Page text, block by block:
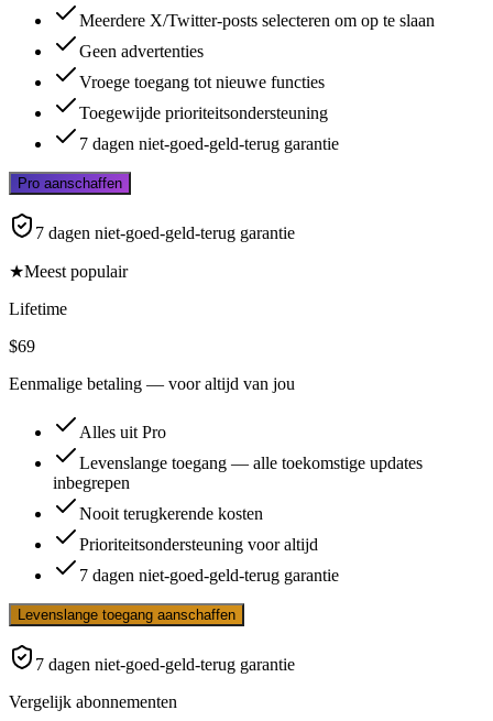
Meerdere X/Twitter-posts selecteren om op te slaan
Geen advertenties
Vroege toegang tot nieuwe functies
Toegewijde prioriteitsondersteuning
7 dagen niet-goed-geld-terug garantie
Pro aanschaffen
7 dagen niet-goed-geld-terug garantie
★Meest populair
Lifetime
$69
Eenmalige betaling — voor altijd van jou
Alles uit Pro
Levenslange toegang — alle toekomstige updates
inbegrepen
Nooit terugkerende kosten
Prioriteitsondersteuning voor altijd
7 dagen niet-goed-geld-terug garantie
Levenslange toegang aanschaffen
7 dagen niet-goed-geld-terug garantie
Vergelijk abonnementen